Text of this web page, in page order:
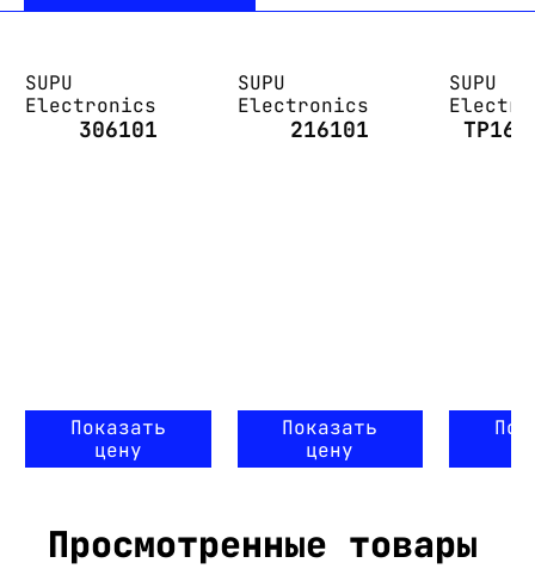
SUPU
Electronics
306101
Показать
цену
SUPU
Electronics
216101
Показать
цену
SUPU
TP16-
Просмотренные товары